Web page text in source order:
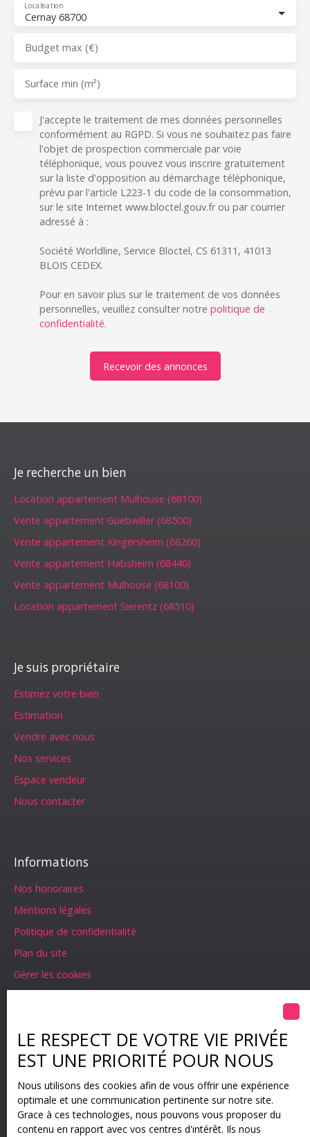
Cernay 68700
Localisation
Budget max (€)
Surface min (m²)
J'accepte le traitement de mes données personnelles
conformément au RGPD. Si vous ne souhaitez pas faire
l'objet de prospection commerciale par voie
téléphonique, vous pouvez vous inscrire gratuitement
sur la liste d'opposition au démarchage téléphonique,
prévu par l'article L223-1 du code de la consommation,
sur le site Internet www.bloctel.gouv.fr ou par courrier
adressé à :
Société Worldline, Service Bloctel, CS 61311, 41013
BLOIS CEDEX.
Pour en savoir plus sur le traitement de vos données
personnelles, veuillez consulter notre politique de
confidentialité.
Recevoir des annonces
Je recherche un bien
Location appartement Mulhouse (68100)
Vente appartement Guebwiller (68500)
Vente appartement Kingersheim (68260)
Vente appartement Habsheim (68440)
Vente appartement Mulhouse (68100)
Location appartement Sierentz (68510)
Je suis propriétaire
Estimez votre bien
Estimation
Vendre avec nous
Nos services
Espace vendeur
Nous contacter
Informations
Nos honoraires
Mentions légales
Politique de confidentialité
Plan du site
Gérer les cookies
+33 3 67 94 30 06
1 impasse des Roseaux
LE RESPECT DE VOTRE VIE PRIVÉE
EST UNE PRIORITÉ POUR NOUS
Nous utilisons des cookies afin de vous offrir une expérience
optimale et une communication pertinente sur notre site.
Grace à ces technologies, nous pouvons vous proposer du
contenu en rapport avec vos centres d'intérêt. Ils nous